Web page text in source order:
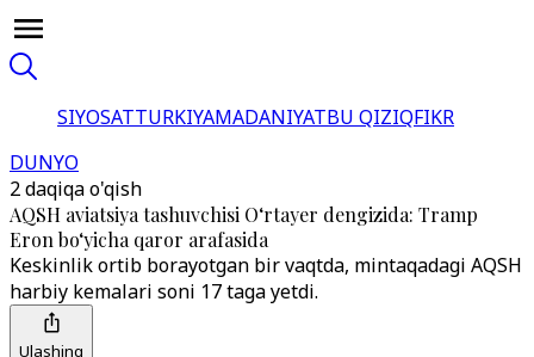
SIYOSATTURKIYAMADANIYATBU QIZIQFIKR
DUNYO
2 daqiqa o'qish
AQSH aviatsiya tashuvchisi O‘rtayer dengizida: Tramp
Eron bo‘yicha qaror arafasida
Keskinlik ortib borayotgan bir vaqtda, mintaqadagi AQSH
harbiy kemalari soni 17 taga yetdi.
Ulashing